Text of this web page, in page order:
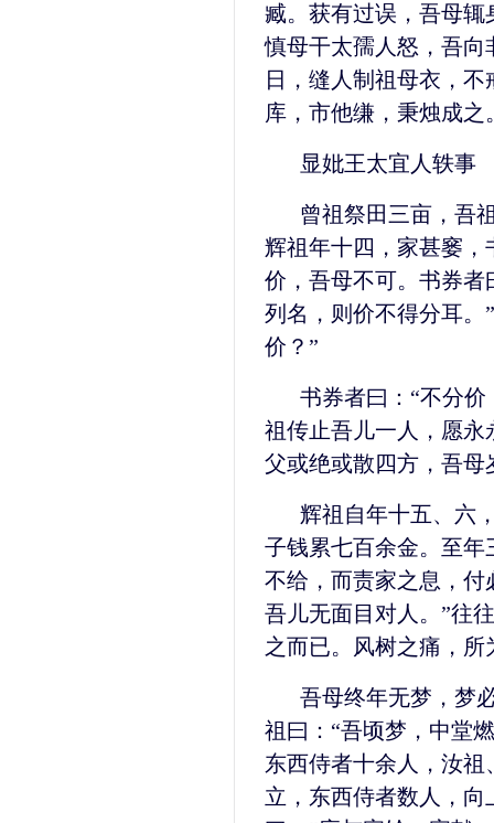
臧。获有过误，吾母辄
慎母干太孺人怒，吾向
日，缝人制祖母衣，
库，市他缣，秉烛成之
显妣王太宜人轶事
曾祖祭田三亩，吾
辉祖年十四，家甚窭
价，吾母不可。书券者
列名，则价不得分耳。
价？”
书券者曰：“不分
祖传止吾儿一人，愿永
父或绝或散四方，吾母
辉祖自年十五、六
子钱累七百余金。至
不给，而责家之息，付
吾儿无面目对人。”往
之而已。风树之痛，所
吾母终年无梦，梦
祖曰：“吾顷梦，中堂
东西侍者十余人，汝
立，东西侍者数人，